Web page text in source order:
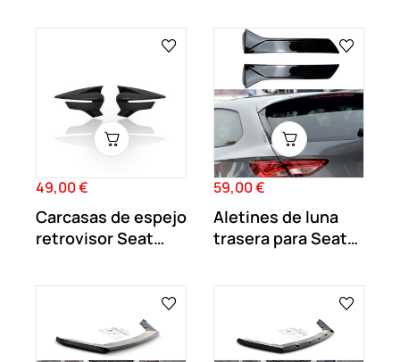
Precio
49,00 €
Carcasas de espejo
retrovisor Seat
Precio
59,00 €
Aletines de luna
trasera para Seat